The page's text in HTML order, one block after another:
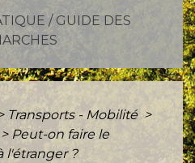
/ GUIDE DES
Transports - Mobilité>
> Peut-on faire le
l'étranger ?